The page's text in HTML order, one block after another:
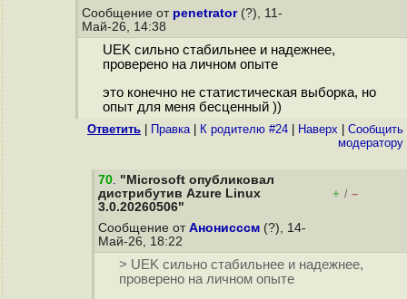
Сообщение от penetrator(?), 11-
Май-26, 14:38
UEK сильно стабильнее и надежнее,
проверено на личном опыте
это конечно не статистическая выборка, но
опыт для меня бесценный ))
Ответить Правка| К родителю #24 Наверх
Cообщить
модератору
70. "Microsoft опубликовал
дистрибутив Azure Linux
3.0.20260506"
+ / –
Сообщение от Анонисссм (?), 14-
Май-26, 18:22
> UEK сильно стабильнее и надежнее,
проверено на личном опыте